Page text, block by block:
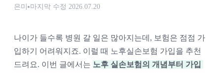
은미 마지막 수정 2026.07.20
나이가 들수록 병원 갈 일은 많아지는데, 보험은 점점 가
입하기 어려워지죠. 이럴 때 노후실손보험 가입을 추천
드려요. 이번 글에서는 노후 실손보험의 개념부터 가입